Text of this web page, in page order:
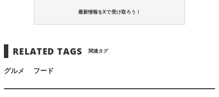
最新情報をXで受け取ろう！
RELATED TAGS 関連タグ
グルメ フード